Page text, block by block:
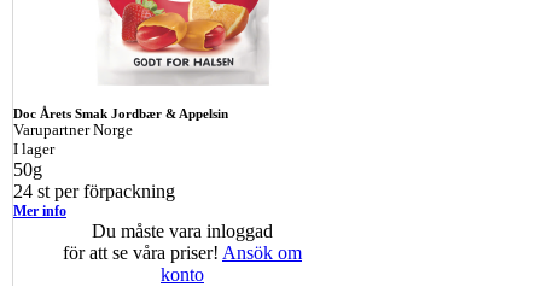
Doc Årets Smak Jordbær & Appelsin
Varupartner Norge
I lager
50g
24 st per förpackning
Mer info
Du måste vara inloggad
för att se våra priser! Ansök om
konto